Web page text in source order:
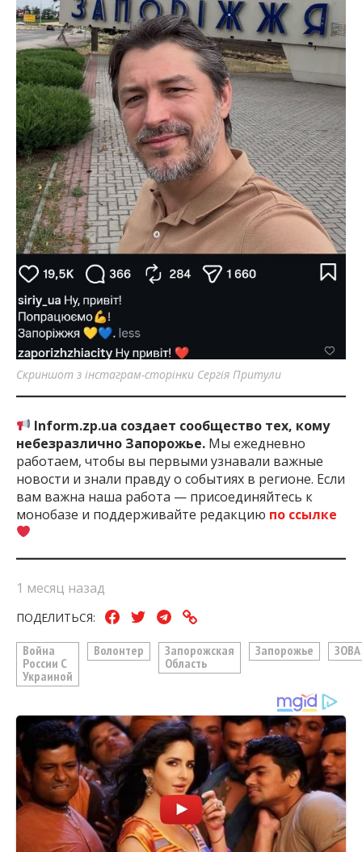
Скриншот з інстаграм-сторінки Сергія Притули
Inform.zp.ua создает сообщество тех, кому
небезразлично Запорожье. Мы ежедневно
работаем, чтобы вы первыми узнавали важные
новости и знали правду о событиях в регионе. Если
вам важна наша работа — присоединяйтесь к
монобазе и поддерживайте редакцию по ссылке
1 месяц назад
ПОДЕЛИТЬСЯ:
Война
России С
Украиной
Волонтер
Запорожская
Область
Запорожье ЗОВА